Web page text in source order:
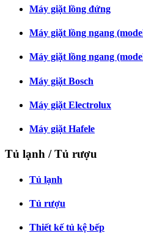
Máy giặt lồng đứng
Máy giặt lồng ngang
Máy giặt lồng ngang
Máy giặt Bosch
Máy giặt Electrolux
Máy giặt Hafele
Tủ lạnh / Tủ rượu
Tủ lạnh
Tủ rượu
Thiết kế tủ kệ bếp